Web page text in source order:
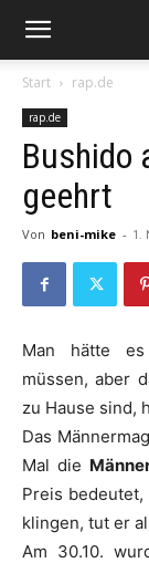
Start rap.de
rap.de
Bushido
geehrt
Von beni-mike - 1.
Man hätte es
müssen, aber
zu Hause sind,
Das
Mal die
Preis
klingen, tut er
Am 30.10.